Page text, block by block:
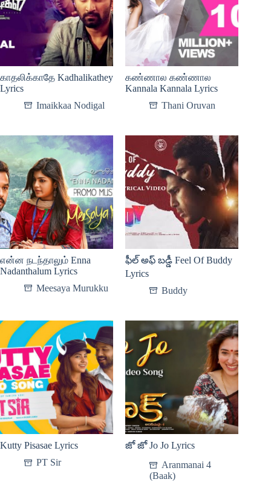
காதலிக்காதே Kadhalikathey
Lyrics
Imaikkaa Nodigal
கண்ணால கண்ணால
Kannala Kannala Lyrics
Thani Oruvan
என்ன நடந்தாலும் Enna
Nadanthalum Lyrics
Meesaya Murukku
ఫీల్ అఫ్ బడ్డీ Feel Of Buddy
Lyrics
Buddy
Kutty Pisasae Lyrics
PT Sir
జో జో Jo Jo Lyrics
Aranmanai 4
(Baak)